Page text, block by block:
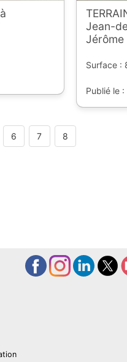
Jean-
Jérôme
Surface :
Publié le
6 7 8